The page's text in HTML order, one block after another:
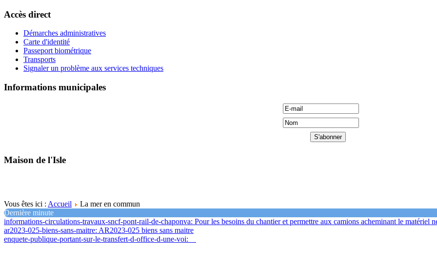
Accès direct
Démarches administratives
Carte d'identité
Passeport biométrique
Transports
Signaler un problème aux services techniques
Informations municipales
Maison de l'Isle
Vous êtes ici : Accueil
La mer en commun
Dernière minute
informations-circulations-travaux-sncf-pont-rail-de-chaponva: Pour les besoins du chantier et permettre aux camions acheminant le matériel
ar2023-025-biens-sans-maitre: AR2023-025 biens sans maitre
enquete-publique-portant-sur-le-transfert-d-office-d-une-voi: